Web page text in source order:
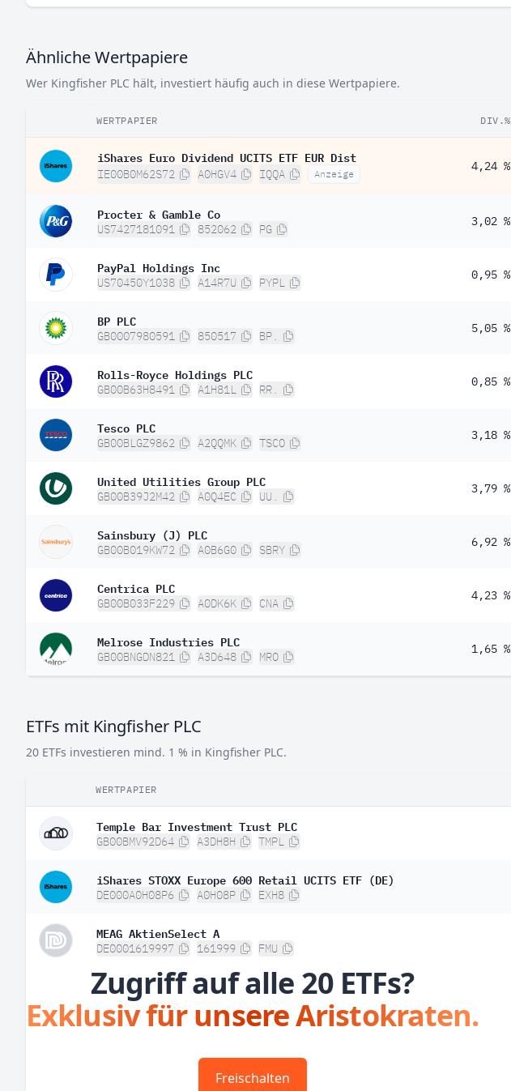
Ähnliche Wertpapiere
Wer Kingfisher PLC hält, investiert häufig auch in diese Wertpapiere.
WERTPAPIER DIV.%
iShares Euro Dividend UCITS ETF EUR Dist
IE00B0M62S72 A0HGV4 IQQA Anzeige
4,24 %
Procter & Gamble Co
US7427181091 852062 PG
3,02 %
PayPal Holdings Inc
US70450Y1038 A14R7U PYPL
0,95 %
BP PLC
GB0007980591 850517 BP.
5,05 %
Rolls-Royce Holdings PLC
GB00B63H8491 A1H81L RR.
0,85 %
Tesco PLC
GB00BLGZ9862 A2QQMK TSCO
3,18 %
United Utilities Group PLC
GB00B39J2M42 A0Q4EC UU.
3,79 %
Sainsbury (J) PLC
GB00B019KW72 A0B6G0 SBRY
6,92 %
Centrica PLC
GB00B033F229 A0DK6K CNA
4,23 %
Melrose Industries PLC
GB00BNGDN821 A3D648 MRO
1,65 %
ETFs mit Kingfisher PLC
20 ETFs investieren mind. 1 % in Kingfisher PLC.
WERTPAPIER
Temple Bar Investment Trust PLC
GB00BMV92D64 A3DH8H TMPL
iShares STOXX Europe 600 Retail UCITS ETF (DE)
DE000A0H08P6 A0H08P EXH8
MEAG AktienSelect A
DE0001619997 161999 FMU
Zugriff auf alle 20 ETFs?
Exklusiv für unsere Aristokraten.
Freischalten